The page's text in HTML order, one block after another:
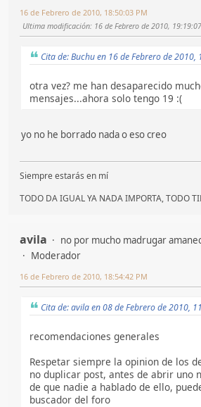
16 de Febrero de 2010, 18:50:03 PM
Ultima modificación: 16 de Febrero de 2010,
Cita de: Buchu en 16 de Febrero de 2010,
otra vez? me han desaparecido
mensajes...ahora solo tengo 19 :(
yo no he borrado nada o eso creo
Siempre estarás en mí
TODO DA IGUAL YA NADA IMPORTA, TODO
avila
no por mucho madrugar
Moderador
16 de Febrero de 2010, 18:54:42 PM
Cita de: avila en 08 de Febrero de 2010,
recomendaciones generales
Respetar siempre la opinion de los
no duplicar post, antes de abrir uno
de que nadie a hablado de ello,
buscador del foro